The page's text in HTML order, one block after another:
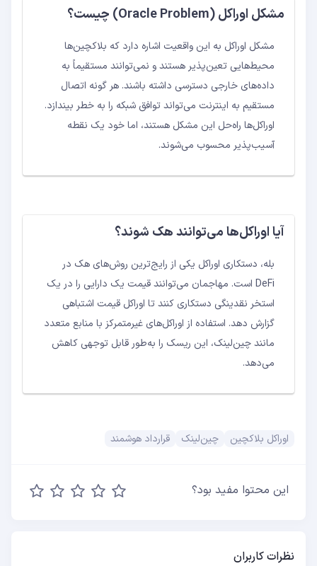
مشکل اوراکل (Oracle Problem) چیست؟
مشکل اوراکل به این واقعیت اشاره دارد که بلاکچین‌ها
محیط‌هایی تعین‌پذیر هستند و نمی‌توانند مستقیماً به
داده‌های خارجی دسترسی داشته باشند. هر گونه اتصال
مستقیم به اینترنت می‌تواند توافق شبکه را به خطر بیندازد.
اوراکل‌ها راه‌حل این مشکل هستند، اما خود یک نقطه
آسیب‌پذیر محسوب می‌شوند.
آیا اوراکل‌ها می‌توانند هک شوند؟
بله، دستکاری اوراکل یکی از رایج‌ترین روش‌های هک در
DeFi است. مهاجمان می‌توانند قیمت یک دارایی را در یک
استخر نقدینگی دستکاری کنند تا اوراکل قیمت اشتباهی
گزارش دهد. استفاده از اوراکل‌های غیرمتمرکز با منابع متعدد
مانند چین‌لینک، این ریسک را به‌طور قابل توجهی کاهش
می‌دهد.
اوراکل بلاکچین چین‌لینک قرارداد هوشمند
این محتوا مفید بود؟
نظرات کاربران